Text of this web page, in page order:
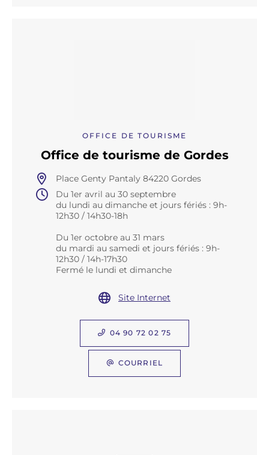
OFFICE DE TOURISME
Office de tourisme de Gordes
Place Genty Pantaly 84220 Gordes
Du 1er avril au 30 septembre
du lundi au dimanche et jours fériés : 9h-
12h30 / 14h30-18h
Du 1er octobre au 31 mars
du mardi au samedi et jours fériés : 9h-
12h30 / 14h-17h30
Fermé le lundi et dimanche
Site Internet
04 90 72 02 75
COURRIEL